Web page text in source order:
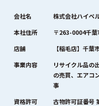
会社名
株式会社ハイペ
本社住所
〒263-0004千
店舗
【稲毛店】千
事業内容
リサイクル品の
の売買、エアコ
事
資格許可
古物許可証番号